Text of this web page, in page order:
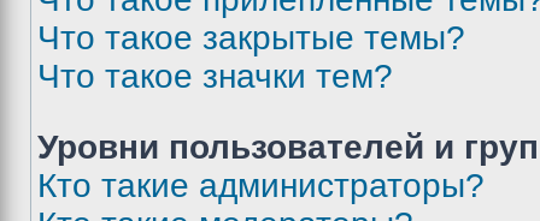
Что такое закрытые темы?
Что такое значки тем?
Уровни пользователей и
Кто такие администраторы?